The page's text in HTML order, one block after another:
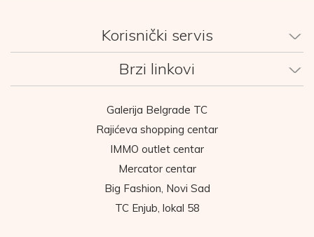
Korisnički servis
Brzi linkovi
Galerija Belgrade TC
Rajićeva shopping centar
IMMO outlet centar
Mercator centar
Big Fashion, Novi Sad
TC Enjub, lokal 58